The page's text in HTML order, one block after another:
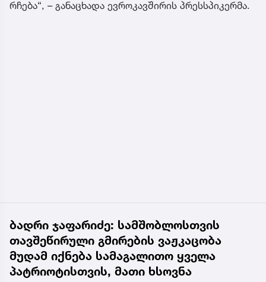
რჩება“, – განაცხადა ევროკავშირის პრესსპიკერმა.
ბადრი ჯაფარიძე: სამშობლოსთვის
თავშეწირული გმირების ვაჟკაცობა
მუდამ იქნება სამაგალითო ყველა
პატრიოტისთვის, მათი ხსოვნა